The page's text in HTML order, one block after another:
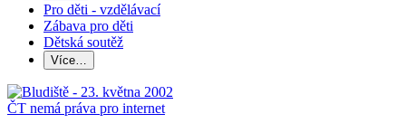
Pro děti - vzdělávací
Zábava pro děti
Dětská soutěž
Více…
ČT nemá práva pro internet